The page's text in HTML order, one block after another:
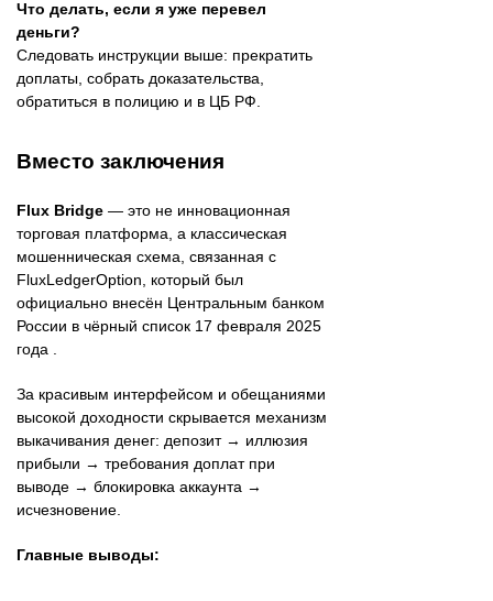
Что делать, если я уже перевел
деньги?
Следовать инструкции выше: прекратить
доплаты, собрать доказательства,
обратиться в полицию и в ЦБ РФ.
Вместо заключения
Flux Bridge — это не инновационная
торговая платформа, а классическая
мошенническая схема, связанная с
FluxLedgerOption, который был
официально внесён Центральным банком
России в чёрный список 17 февраля 2025
года .
За красивым интерфейсом и обещаниями
высокой доходности скрывается механизм
выкачивания денег: депозит → иллюзия
прибыли → требования доплат при
выводе → блокировка аккаунта →
исчезновение.
Главные выводы: